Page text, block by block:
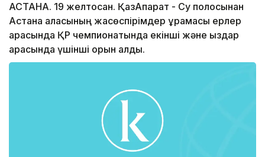
АСТАНА. 19 желтоқсан. ҚазАқпарат - Су полосынан
Астана қаласының жасөспірімдер құрамасы ерлер
арасында ҚР чемпионатында екінші және қыздар
арасында үшінші орын алды.